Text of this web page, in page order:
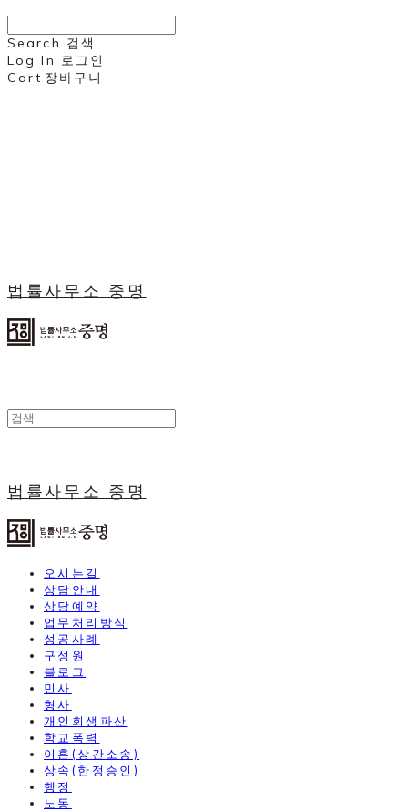
Search 검색
Log In 로그인
Cart 장바구니
법률사무소 중명
법률사무소 중명
오시는길
상담안내
상담예약
업무처리방식
성공사례
구성원
블로그
민사
형사
개인회생파산
학교폭력
이혼(상간소송)
상속(한정승인)
행정
노동